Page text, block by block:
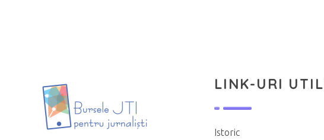
LINK-URI
Istoric